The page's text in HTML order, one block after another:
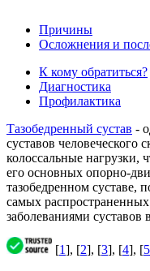
Причины
Осложнения и
К кому обратиться?
Диагностика
Профилактика
Тазобедренный сустав -
суставов человеческого
колоссальные нагрузки,
его основных опорно-
тазобедренном суставе,
самых
заболеваниями суставов
[1], [2], [3], [4], [5